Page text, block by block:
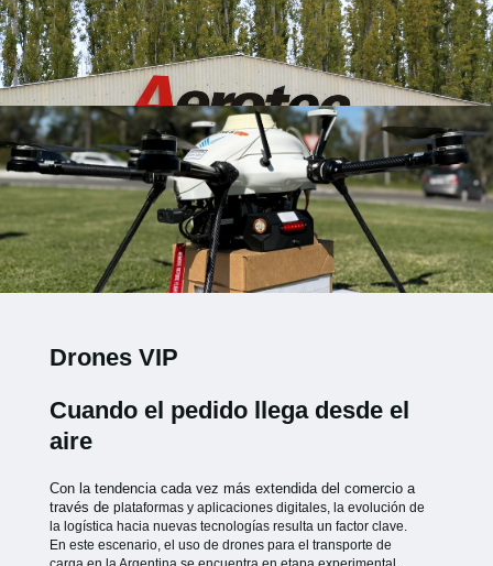
Drones VIP
Cuando el pedido llega desde el
aire
Con la tendencia cada vez más extendida del comercio a
través de plataformas y aplicaciones digitales, la evolución de
la logística hacia nuevas tecnologías resulta un factor clave.
En este escenario, el uso de drones para el transporte de